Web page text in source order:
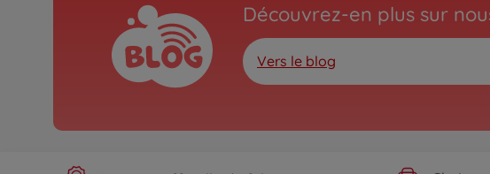
Découvrez-en plus sur
Vers le blog